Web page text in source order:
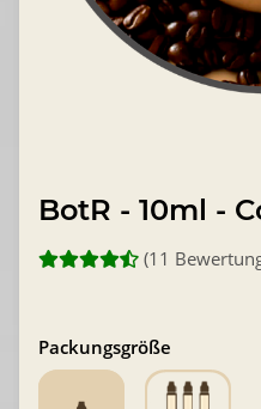
BotR - 10ml -
(11
Packungsgröße